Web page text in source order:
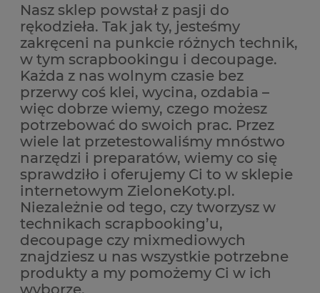
Nasz sklep powstał z pasji do
rękodzieła. Tak jak ty, jesteśmy
zakręceni na punkcie różnych technik,
w tym scrapbookingu i decoupage.
Każda z nas wolnym czasie bez
przerwy coś klei, wycina, ozdabia –
więc dobrze wiemy, czego możesz
potrzebować do swoich prac. Przez
wiele lat przetestowaliśmy mnóstwo
narzędzi i preparatów, wiemy co się
sprawdziło i oferujemy Ci to w sklepie
internetowym ZieloneKoty.pl.
Niezależnie od tego, czy tworzysz w
technikach scrapbooking’u,
decoupage czy mixmediowych
znajdziesz u nas wszystkie potrzebne
produkty a my pomożemy Ci w ich
wyborze.